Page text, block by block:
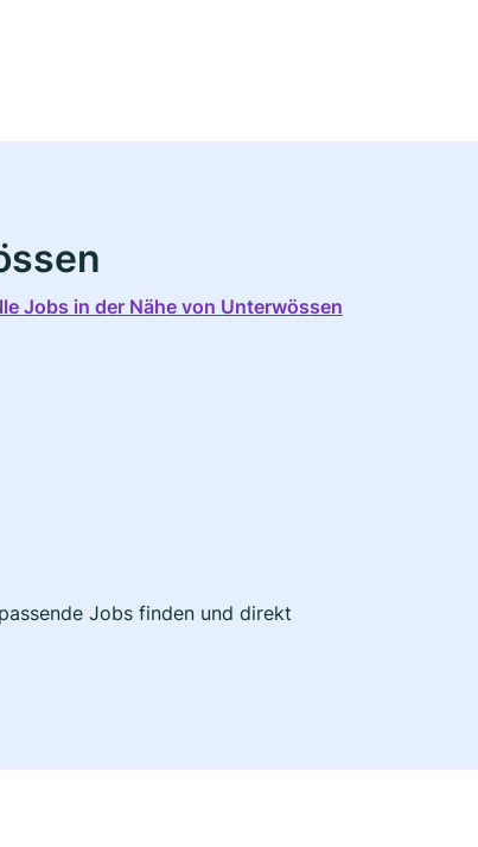
Jobs in der Nähe von Unterwössen
Jobs finden und direkt